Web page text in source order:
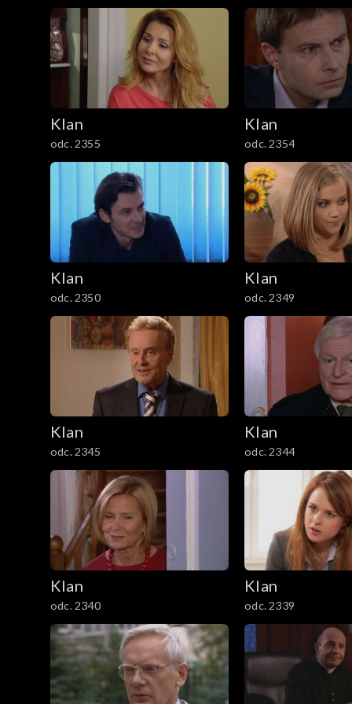
1101–1200
1001–1100
901–1000
801–900
701–800
601–700
501–600
401–500
201–300
101–200
1–100
Klan
odc. 2355
Klan
odc. 2354
Klan
odc. 2350
Klan
odc. 2349
Klan
odc. 2345
Klan
odc. 2344
Klan
odc. 2340
Klan
odc. 2339